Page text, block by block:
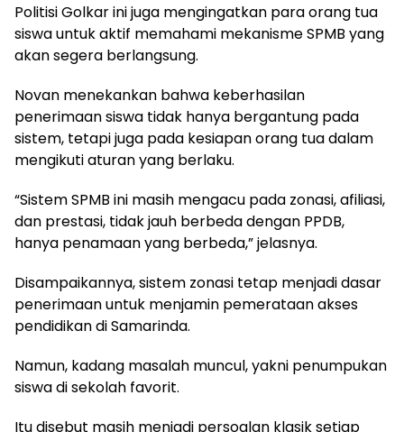
Politisi Golkar ini juga mengingatkan para orang tua
siswa untuk aktif memahami mekanisme SPMB yang
akan segera berlangsung.
Novan menekankan bahwa keberhasilan
penerimaan siswa tidak hanya bergantung pada
sistem, tetapi juga pada kesiapan orang tua dalam
mengikuti aturan yang berlaku.
“Sistem SPMB ini masih mengacu pada zonasi, afiliasi,
dan prestasi, tidak jauh berbeda dengan PPDB,
hanya penamaan yang berbeda,” jelasnya.
Disampaikannya, sistem zonasi tetap menjadi dasar
penerimaan untuk menjamin pemerataan akses
pendidikan di Samarinda.
Namun, kadang masalah muncul, yakni penumpukan
siswa di sekolah favorit.
Itu disebut masih menjadi persoalan klasik setiap